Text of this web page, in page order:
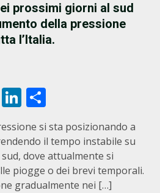
prossimi giorni al sud
della pressione
l’Italia.
Pinterest
LinkedIn
si sta posizionando a
il tempo instabile su
dove attualmente si
piogge o dei brevi temporali.
gradualmente nei […]